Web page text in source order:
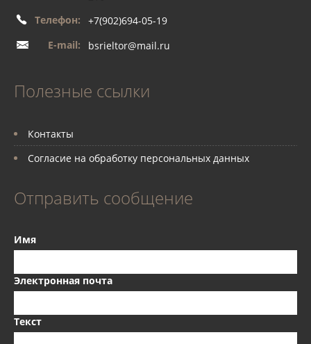
Телефон:
+7(902)694-05-19
E-mail:
bsrieltor@mail.ru
Полезные ссылки
Контакты
Согласие на обработку персональных данных
Отправить сообщение
Имя
Электронная почта
Текст